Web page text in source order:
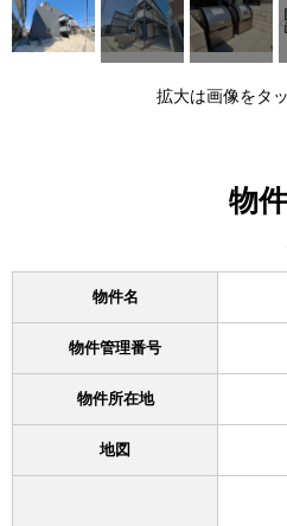
拡大は画像をタ
物
物件名
物件管理番号
物件所在地
地図